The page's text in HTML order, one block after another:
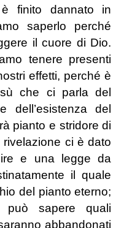
finito dannato in
saperlo perché
il cuore di Dio.
tenere presenti
effetti, perché è
che ci parla del
dell’esistenza del
pianto e stridore di
ci è dato
e una legge da
il quale
del pianto eterno;
sapere quali
abbandonati